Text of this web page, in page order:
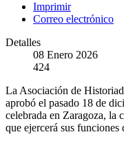
Imprimir
Correo electrónico
Detalles
08 Enero 2026
424
La Asociación de
aprobó el pasado 18 de
celebrada en Zaragoza, la
que ejercerá sus